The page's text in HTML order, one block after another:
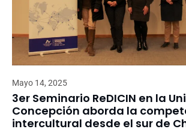
Mayo 14, 2025
3er Seminario ReDICIN en la
Concepción aborda la
intercultural desde el sur de